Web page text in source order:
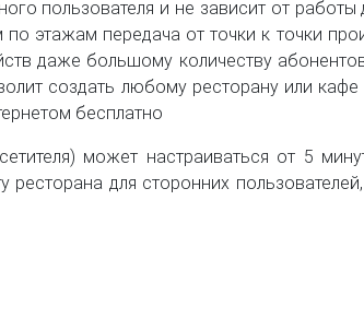
пользователя и не зависит от работы
этажам передача от точки к точки
даже большому количеству
создать любому ресторану или
бесплатно
может настраиваться от 5
ресторана для сторонних